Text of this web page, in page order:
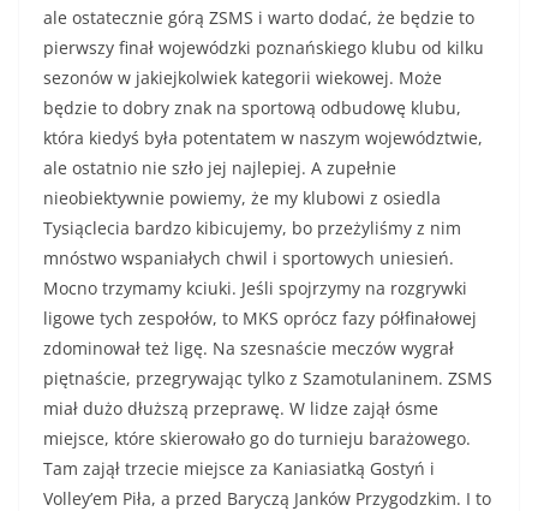
ale ostatecznie górą ZSMS i warto dodać, że będzie to
pierwszy finał wojewódzki poznańskiego klubu od kilku
sezonów w jakiejkolwiek kategorii wiekowej. Może
będzie to dobry znak na sportową odbudowę klubu,
która kiedyś była potentatem w naszym województwie,
ale ostatnio nie szło jej najlepiej. A zupełnie
nieobiektywnie powiemy, że my klubowi z osiedla
Tysiąclecia bardzo kibicujemy, bo przeżyliśmy z nim
mnóstwo wspaniałych chwil i sportowych uniesień.
Mocno trzymamy kciuki. Jeśli spojrzymy na rozgrywki
ligowe tych zespołów, to MKS oprócz fazy półfinałowej
zdominował też ligę. Na szesnaście meczów wygrał
piętnaście, przegrywając tylko z Szamotulaninem. ZSMS
miał dużo dłuższą przeprawę. W lidze zajął ósme
miejsce, które skierowało go do turnieju barażowego.
Tam zajął trzecie miejsce za Kaniasiatką Gostyń i
Volley’em Piła, a przed Baryczą Janków Przygodzkim. I to